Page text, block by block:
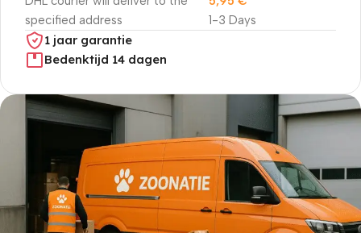
specified address
1-3 Days
1 jaar garantie
Bedenktijd 14 dagen